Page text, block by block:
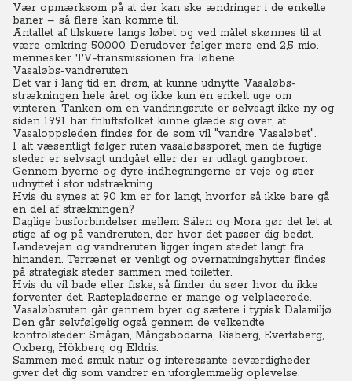
Vær opmærksom på at der kan ske ændringer i de enkelte
baner – så flere kan komme til.
Antallet af tilskuere langs løbet og ved målet skønnes til at
være omkring 50.000. Derudover følger mere end 2,5 mio.
mennesker TV-transmissionen fra løbene.
Vasaløbs-vandreruten
Det var i lang tid en drøm, at kunne udnytte Vasaløbs-
strækningen hele året, og ikke kun én enkelt uge om
vinteren. Tanken om en vandringsrute er selvsagt ikke ny og
siden 1991 har friluftsfolket kunne glæde sig over, at
Vasaloppsleden findes for de som vil "vandre Vasaløbet".
I alt væsentligt følger ruten vasaløbssporet, men de fugtige
steder er selvsagt undgået eller der er udlagt gangbroer.
Gennem byerne og dyre-indhegningerne er veje og stier
udnyttet i stor udstrækning.
Hvis du synes at 90 km er for langt, hvorfor så ikke bare gå
en del af strækningen?
Daglige busforbindelser mellem Sälen og Mora gør det let at
stige af og på vandreruten, der hvor det passer dig bedst.
Landevejen og vandreruten ligger ingen stedet langt fra
hinanden. Terrænet er venligt og overnatningshytter findes
på strategisk steder sammen med toiletter.
Hvis du vil bade eller fiske, så finder du søer hvor du ikke
forventer det. Rastepladserne er mange og velplacerede.
Vasaløbsruten går gennem byer og sætere i typisk Dalamiljø.
Den går selvfølgelig også gennem de velkendte
kontrolsteder: Smågan, Mångsbodarna, Risberg, Evertsberg,
Oxberg, Hökberg og Eldris.
Sammen med smuk natur og interessante seværdigheder
giver det dig som vandrer en uforglemmelig oplevelse.